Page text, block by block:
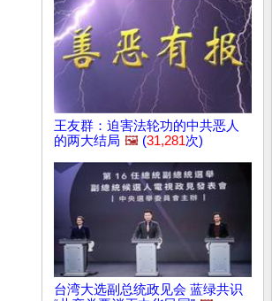
王友群：迫害法轮功的中共恶人
的两大结局 🖼️ (31,281次)
台湾大选副总统政见会 蓝绿共识